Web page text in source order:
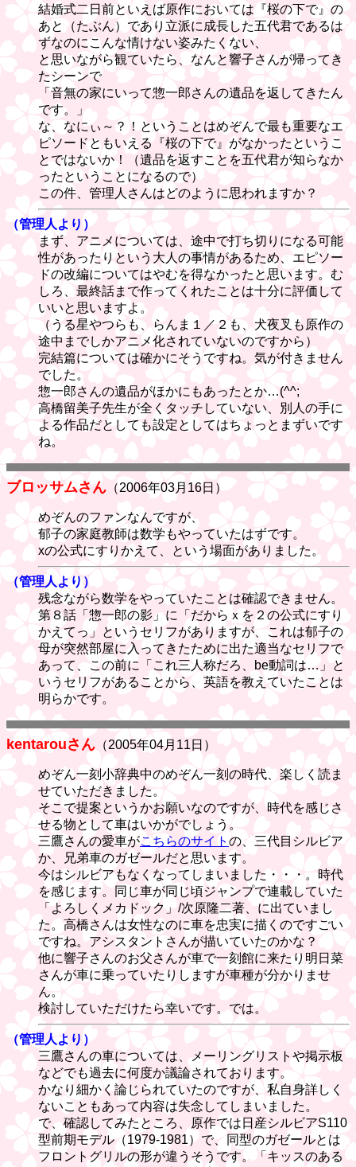
結婚式二日前といえば原作においては『桜の下で』の
あと（たぶん）であり立派に成長した五代君であるは
ずなのにこんな情けない姿みたくない、
と思いながら観ていたら、なんと響子さんが帰ってき
たシーンで
「音無の家にいって惣一郎さんの遺品を返してきたん
です。」
な、なにぃ～？！ということはめぞんで最も重要なエ
ピソードともいえる『桜の下で』がなかったというこ
とではないか！（遺品を返すことを五代君が知らなか
ったということになるので）
この件、管理人さんはどのように思われますか？
（管理人より）
まず、アニメについては、途中で打ち切りになる可能
性があったりという大人の事情があるため、エピソー
ドの改編についてはやむを得なかったと思います。む
しろ、最終話まで作ってくれたことは十分に評価して
いいと思いますよ。
（うる星やつらも、らんま１／２も、犬夜叉も原作の
途中までしかアニメ化されていないのですから）
完結篇については確かにそうですね。気が付きません
でした。
惣一郎さんの遺品がほかにもあったとか…(^^;
高橋留美子先生が全くタッチしていない、別人の手に
よる作品だとしても設定としてはちょっとまずいです
ね。
ブロッサムさん （2006年03月16日）
めぞんのファンなんですが、
郁子の家庭教師は数学もやっていたはずです。
xの公式にすりかえて、という場面がありました。
（管理人より）
残念ながら数学をやっていたことは確認できません。
第８話「惣一郎の影」に「だからｘを２の公式にすり
かえてっ」というセリフがありますが、これは郁子の
母が突然部屋に入ってきたために出た適当なセリフで
あって、この前に「これ三人称だろ、be動詞は…」と
いうセリフがあることから、英語を教えていたことは
明らかです。
kentarouさん （2005年04月11日）
めぞん一刻小辞典中のめぞん一刻の時代、楽しく読ま
せていただきました。
そこで提案というかお願いなのですが、時代を感じさ
せる物として車はいかがでしょう。
三鷹さんの愛車がこちらのサイト の、三代目シルビア
か、兄弟車のガゼールだと思います。
今はシルビアもなくなってしまいました・・・。時代
を感じます。同じ車が同じ頃ジャンプで連載していた
「よろしくメカドック」/次原隆二著、に出ていまし
た。高橋さんは女性なのに車を忠実に描くのですごい
ですね。アシスタントさんが描いていたのかな？
他に響子さんのお父さんが車で一刻館に来たり明日菜
さんが車に乗っていたりしますが車種が分かりませ
ん。
検討していただけたら幸いです。では。
（管理人より）
三鷹さんの車については、メーリングリストや掲示板
などでも過去に何度か議論されております。
かなり細かく論じられていたのですが、私自身詳しく
ないこともあって内容は失念してしまいました。
で、確認してみたところ、原作では日産シルビアS110
型前期モデル（1979-1981）で、同型のガゼールとは
フロントグリルの形が違うそうです。「キッスのある